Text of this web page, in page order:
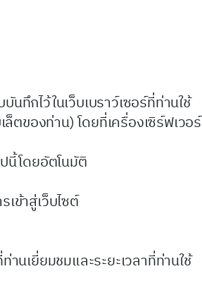
กไว้ในเว็บเบราว์เซอร์ที่ท่านใช้
ของท่าน) โดยที่เครื่องเซิร์ฟเวอร์
นี้โดยอัตโนมัติ
ข้าสู่เว็บไซต์
นเยี่ยมชมและระยะเวลาที่ท่านใช้